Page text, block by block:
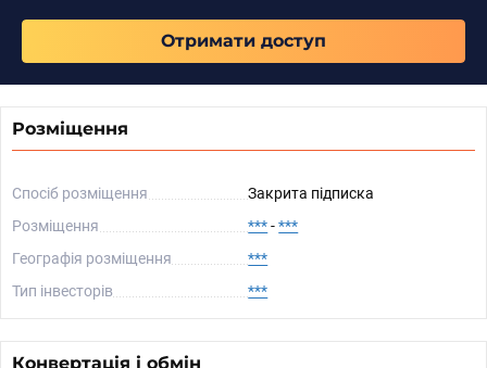
Отримати доступ
Розміщення
Спосіб розміщення
Закрита підписка
Розміщення
***-***
Географія розміщення
***
Тип інвесторів
***
Конвертація і обмін